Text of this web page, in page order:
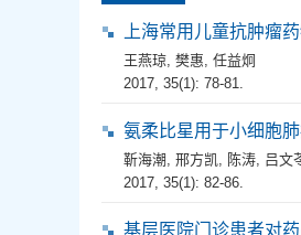
上海常用儿童抗肿瘤
王燕琼, 樊惠, 任益炯
2017, 35(1): 78-81.
氨柔比星用于小细胞
靳海潮, 邢方凯, 陈涛, 吕文
2017, 35(1): 82-86.
基层医院门诊患者对